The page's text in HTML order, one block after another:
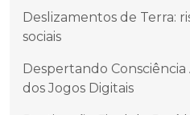
Deslizamentos de Terra:
sociais
Despertando
dos Jogos Digitais